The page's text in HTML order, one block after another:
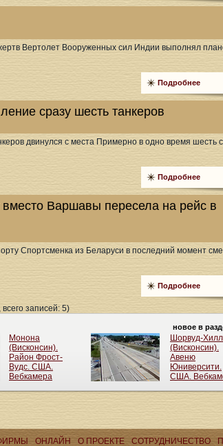
Вертолет Вооруженных сил Индии выполнял
Подробнее
сразу шесть танкеров
двинулся с места Примерно в одно время шесть
Подробнее
Варшавы пересела на рейс в
Спортсменка из Беларуси в последний момент
Подробнее
записей: 5)
ОНЛАЙН О ПРОЕКТЕ CОТРУДНИЧЕСТВО